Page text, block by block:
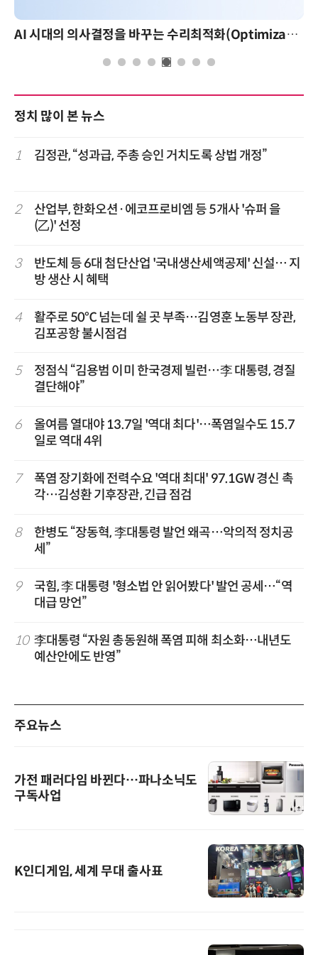
AI 시대의 의사결정을 바꾸는 수리최적화(Optimization): 실제 산업 적용 사례와 활용 전략
정치 많이 본 뉴스
1 김정관, “성과급, 주총 승인 거치도록 상법 개정”
2
산업부, 한화오션·에코프로비엠 등 5개사 '슈퍼 을
(乙)' 선정
3
반도체 등 6대 첨단산업 '국내생산세액공제' 신설… 지
방 생산 시 혜택
4
활주로 50℃ 넘는데 쉴 곳 부족…김영훈 노동부 장관,
김포공항 불시점검
5
정점식 “김용범 이미 한국경제 빌런…李 대통령, 경질
결단해야”
6
올여름 열대야 13.7일 '역대 최다'…폭염일수도 15.7
일로 역대 4위
7
폭염 장기화에 전력수요 '역대 최대' 97.1GW 경신 촉
각…김성환 기후장관, 긴급 점검
8
한병도 “장동혁, 李대통령 발언 왜곡…악의적 정치공
세”
9
국힘, 李 대통령 '형소법 안 읽어봤다' 발언 공세…“역
대급 망언”
10 李대통령 “자원 총동원해 폭염 피해 최소화…내년도
예산안에도 반영”
주요뉴스
가전 패러다임 바뀐다…파나소닉도
구독사업
K인디게임, 세계 무대 출사표